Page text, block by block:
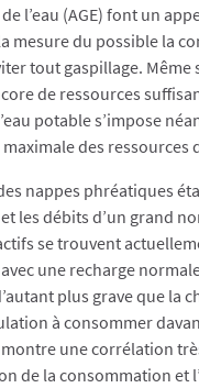
l’eau (AGE) font un
mesure du possible la
tout gaspillage. Même
de ressources
potable s’impose
des ressources
nappes phréatiques
les débits d’un grand
se trouvent
une recharge
plus grave que la
à consommer
montre une corrélation
de la consommation et